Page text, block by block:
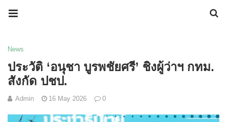
News
ประวัติ ‘อนุชา บูรพชัยศรี’ ชิงผู้ว่าฯ กทม.
สังกัด ปชป.
Admin 16 May 2026 0